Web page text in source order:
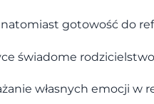
natomiast gotowość do
świadome
własnych emocji w